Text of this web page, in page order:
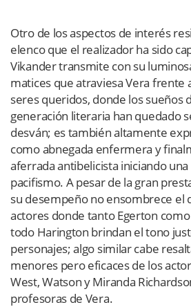
Otro de los aspectos de interés
elenco que el realizador ha sido
Vikander transmite con su
matices que atraviesa Vera frente
seres queridos, donde los sueños
generación literaria han quedado
desván; es también altamente
como abnegada enfermera y
aferrada antibelicista iniciando
pacifismo. A pesar de la gran
su desempeño no ensombrece el
actores donde tanto Egerton
todo Harington brindan el tono
personajes; algo similar cabe
menores pero eficaces de los
West, Watson y Miranda
profesoras de Vera.